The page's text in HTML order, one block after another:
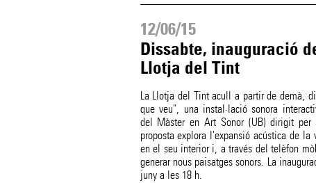
12/06/15
Dissabte, inauguració
Llotja del Tint
La Llotja del Tint acull a partir de demà,
que veu", una instal·lació sonora
del Màster en Art Sonor (UB) dirigit per
proposta explora l'expansió acústica de
en el seu interior i, a través del telèfon
generar nous paisatges sonors. La
juny a les 18 h.